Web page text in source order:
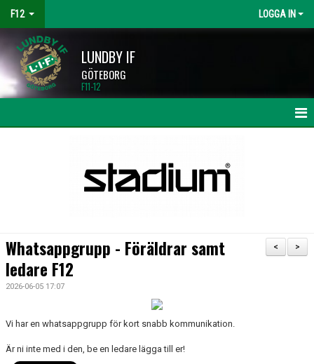
F12 LOGGA IN
LUNDBY IF
GÖTEBORG
F11-12
TRUPPEN
BILDGALLERI
DOKUMENT
KONTAKT
>
<
Whatsappgrupp - Föräldrar samt
ledare F12
2026-06-05 17:07
Vi har en whatsappgrupp för kort snabb kommunikation.
Är ni inte med i den, be en ledare lägga till er!